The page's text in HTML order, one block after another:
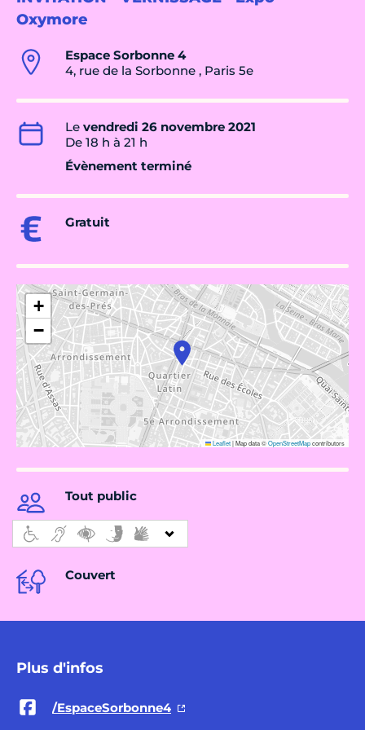
Oxymore
Espace Sorbonne 4
4, rue de la Sorbonne , Paris 5e
Le vendredi 26 novembre 2021
De 18 h à 21 h
Évènement terminé
Gratuit
+
−
Leaflet|Map data ©OpenStreetMapcontributors
Tout public
Couvert
Plus d'infos
/EspaceSorbonne4